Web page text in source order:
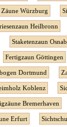
Zäune Würzburg
Heilbronn
Staketenzaun
Fertigzaun Göttingen
Dortmund
Koblenz
Bremerhaven
Erfurt